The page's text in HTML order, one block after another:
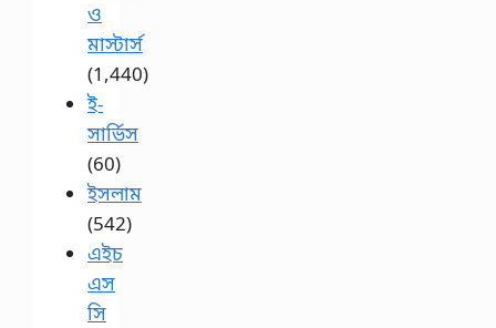
ও
মাস্টার্স
(1,440)
ই-
সার্ভিস
(60)
ইসলাম
(542)
এইচ
এস
সি